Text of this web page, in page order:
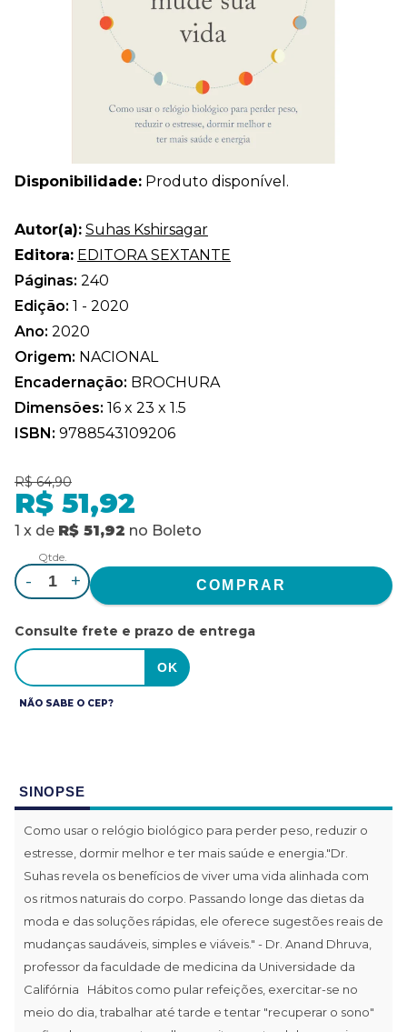
Disponibilidade: Produto disponível.
Autor(a): Suhas Kshirsagar
Editora: EDITORA SEXTANTE
Páginas: 240
Edição: 1 - 2020
Ano: 2020
Origem: NACIONAL
Encadernação: BROCHURA
Dimensões: 16 x 23 x 1.5
ISBN: 9788543109206
R$ 64,90
R$ 51,92
1 x de R$ 51,92 no Boleto
Qtde.
- +
Consulte frete e prazo de entrega
NÃO SABE O CEP?
SINOPSE
Como usar o relógio biológico para perder peso, reduzir o
estresse, dormir melhor e ter mais saúde e energia."Dr.
Suhas revela os benefícios de viver uma vida alinhada com
os ritmos naturais do corpo. Passando longe das dietas da
moda e das soluções rápidas, ele oferece sugestões reais de
mudanças saudáveis, simples e viáveis." - Dr. Anand Dhruva,
professor da faculdade de medicina da Universidade da
Califórnia Hábitos como pular refeições, exercitar-se no
meio do dia, trabalhar até tarde e tentar "recuperar o sono"